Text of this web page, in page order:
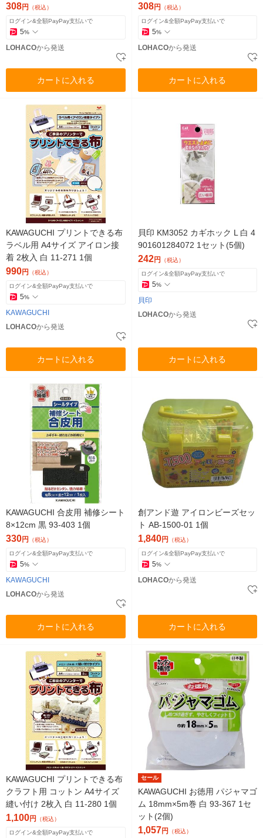
308円 （税込）
ログイン&全額PayPay支払いで
5%
LOHACOから発送
カートに入れる
308円 （税込）
ログイン&全額PayPay支払いで
5%
LOHACOから発送
カートに入れる
KAWAGUCHI プリントできる布
ラベル用 A4サイズ アイロン接
着 2枚入 白 11-271 1個
990円 （税込）
ログイン&全額PayPay支払いで
5%
KAWAGUCHI
LOHACOから発送
カートに入れる
貝印 KM3052 カギホック L 白 4
901601284072 1セット(5個)
242円 （税込）
ログイン&全額PayPay支払いで
5%
貝印
LOHACOから発送
カートに入れる
KAWAGUCHI 合皮用 補修シート
8×12cm 黒 93-403 1個
330円 （税込）
ログイン&全額PayPay支払いで
5%
KAWAGUCHI
LOHACOから発送
カートに入れる
創アンド遊 アイロンビーズセッ
ト AB-1500-01 1個
1,840円 （税込）
ログイン&全額PayPay支払いで
5%
LOHACOから発送
カートに入れる
KAWAGUCHI プリントできる布
クラフト用 コットン A4サイズ
縫い付け 2枚入 白 11-280 1個
1,100円 （税込）
ログイン&全額PayPay支払いで
セール
KAWAGUCHI お徳用 パジャマゴ
ム 18mm×5m巻 白 93-367 1セ
ット(2個)
1,057円
（税込）